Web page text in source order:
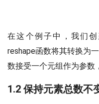
在这个例子中，我们
reshape函数将其转换为
数接受一个元组作为参数
1.2 保持元素总数不